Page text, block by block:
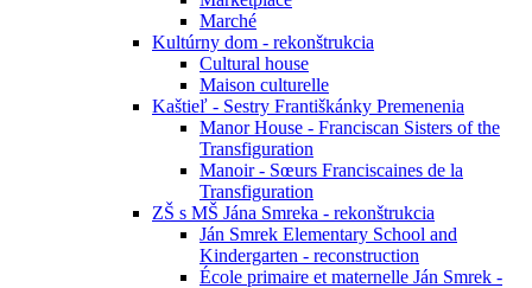
Marché
Kultúrny dom - rekonštrukcia
Cultural house
Maison culturelle
Kaštieľ - Sestry Františkánky Premenenia
Manor House - Franciscan Sisters of the
Transfiguration
Manoir - Sœurs Franciscaines de la
Transfiguration
ZŠ s MŠ Jána Smreka - rekonštrukcia
Ján Smrek Elementary School and
Kindergarten - reconstruction
École primaire et maternelle Ján Smrek -